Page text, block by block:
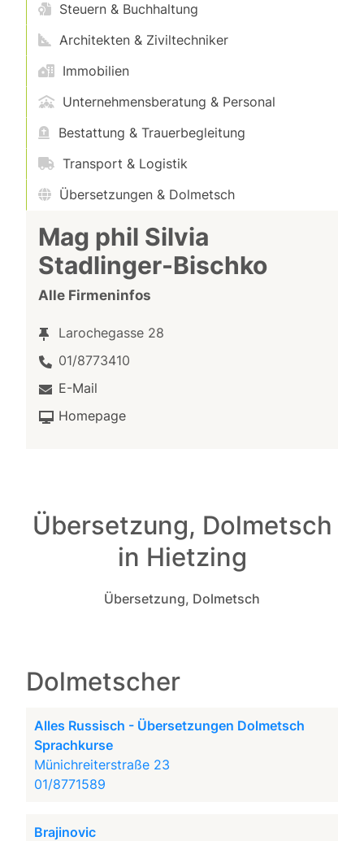
Steuern & Buchhaltung
Architekten & Ziviltechniker
Immobilien
Unternehmensberatung & Personal
Bestattung & Trauerbegleitung
Transport & Logistik
Übersetzungen & Dolmetsch
Mag phil Silvia
Stadlinger-Bischko
Alle Firmeninfos
Larochegasse 28
01/8773410
E-Mail
Homepage
Übersetzung, Dolmetsch
in Hietzing
Übersetzung, Dolmetsch
Dolmetscher
Alles Russisch - Übersetzungen Dolmetsch
Sprachkurse
Münichreiterstraße 23
01/8771589
Brajinovic